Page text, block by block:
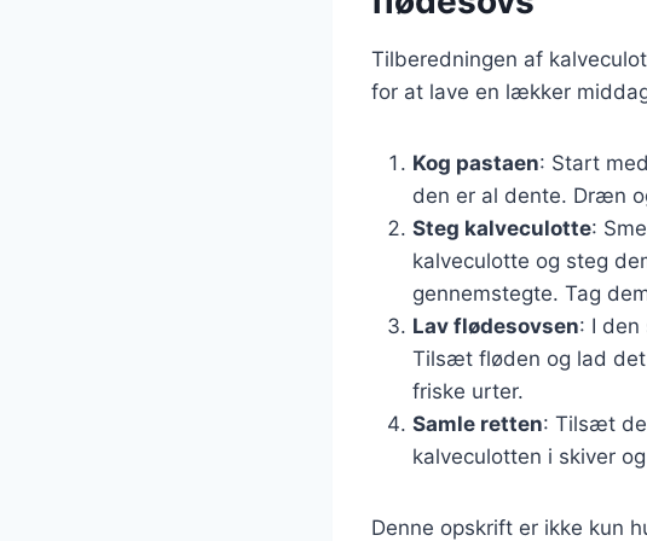
Tilberedningen af
for at lave en lækker
Kog pastaen: Start
den er al dente. Dræn
Steg kalveculotte:
kalveculotte og steg
gennemstegte. Tag
Lav flødesovsen: I
Tilsæt fløden og lad
friske urter.
Samle retten: Tilsæt
kalveculotten i skiver
Denne opskrift er ikke kun